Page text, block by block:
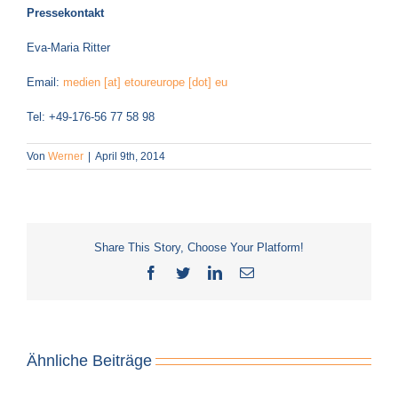
Pressekontakt
Eva-Maria Ritter
Email: medien [at] etoureurope [dot] eu
Tel: +49-176-56 77 58 98
Von Werner April 9th, 2014
Share This Story, Choose Your Platform!
Facebook
TwitterLinkedIn
E-
Ähnliche Beiträge